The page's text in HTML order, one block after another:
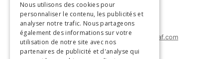
(+212) 0522-487-662
(+212) 0522-487-663
agrimatco.maroc@agrimatco-af.com
Nous utilisons des cookies pour
personnaliser le contenu, les publicités et
analyser notre trafic. Nous partageons
également des informations sur votre
utilisation de notre site avec nos
partenaires de publicité et d'analyse qui